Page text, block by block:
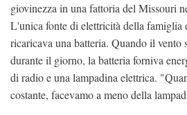
giovinezza in una fattoria del Missouri
L'unica fonte di elettricità della famiglia
ricaricava una batteria. Quando il vento
durante il giorno, la batteria forniva
di radio e una lampadina elettrica.
costante, facevamo a meno della